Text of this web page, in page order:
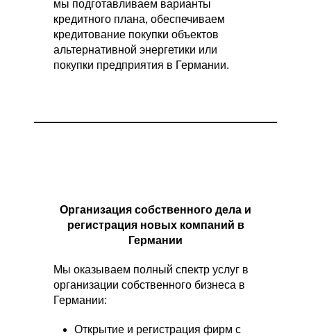
мы подготавливаем варианты
кредитного плана, обеспечиваем
кредитование покупки объектов
альтернативной энергетики или
покупки предприятия в Германии.
Организация собственного дела и
регистрация новых компаний в
Германии
Мы оказываем полный спектр услуг в
организации собственного бизнеса в
Германии:
Открытие и регистрация фирм с